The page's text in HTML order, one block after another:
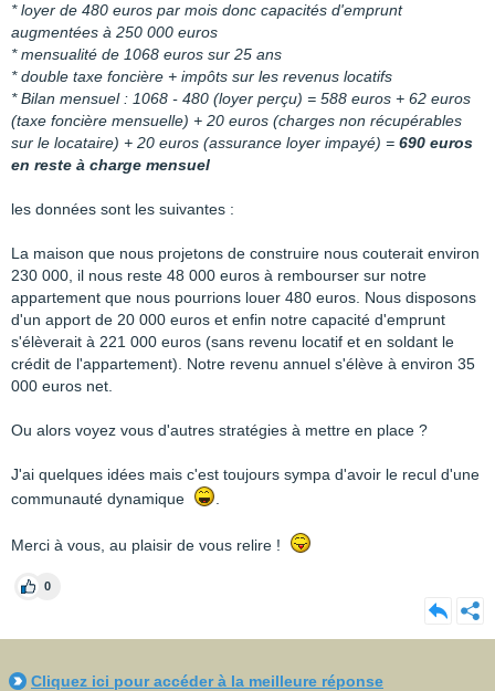
* loyer de 480 euros par mois donc capacités d'emprunt
augmentées à 250 000 euros
* mensualité de 1068 euros sur 25 ans
* double taxe foncière + impôts sur les revenus locatifs
* Bilan mensuel : 1068 - 480 (loyer perçu) = 588 euros + 62 euros
(taxe foncière mensuelle) + 20 euros (charges non récupérables
sur le locataire) + 20 euros (assurance loyer impayé) = 690 euros
en reste à charge mensuel
les données sont les suivantes :
La maison que nous projetons de construire nous couterait environ
230 000, il nous reste 48 000 euros à rembourser sur notre
appartement que nous pourrions louer 480 euros. Nous disposons
d'un apport de 20 000 euros et enfin notre capacité d'emprunt
s'élèverait à 221 000 euros (sans revenu locatif et en soldant le
crédit de l'appartement). Notre revenu annuel s'élève à environ 35
000 euros net.
Ou alors voyez vous d'autres stratégies à mettre en place ?
J'ai quelques idées mais c'est toujours sympa d'avoir le recul d'une
communauté dynamique
Merci à vous, au plaisir de vous relire !
0
Cliquez ici pour accéder à la meilleure réponse